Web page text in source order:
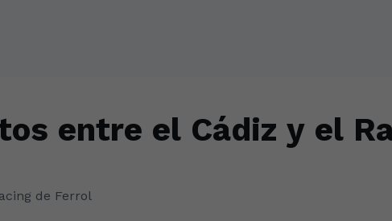
entre el Cádiz y el
de Ferrol